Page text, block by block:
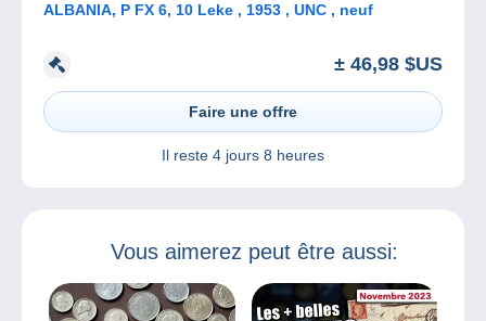
ALBANIA, P FX 6, 10 Leke , 1953 , UNC , neuf
± 46,98 $US
Faire une offre
Il reste 4 jours 8 heures
Vous aimerez peut être aussi: